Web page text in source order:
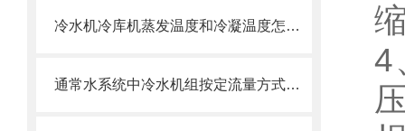
冷水机冷库机蒸发温度和冷凝温度怎么确定
通常水系统中冷水机组按定流量方式运行
4